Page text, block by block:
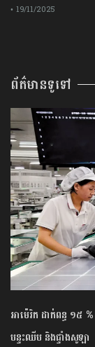
• 19/11/2025
ព័ត៌មានទូទៅ
អាម៉េរិក ដាក់ពន្ធ ១
បន្ទះឈីប និងផ្ទាំងសូឡា